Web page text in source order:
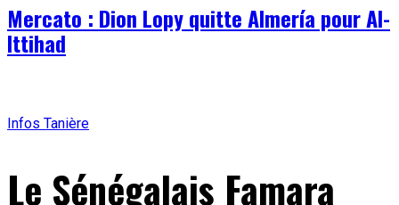
Mercato : Dion Lopy quitte Almería pour Al-
Ittihad
Infos Tanière
Le Sénégalais Famara